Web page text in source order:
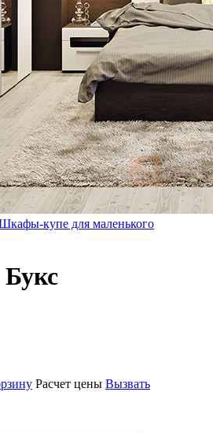
купе для маленького
Расчет цены Вызвать